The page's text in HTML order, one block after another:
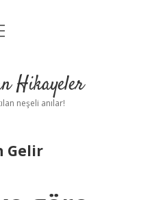
Hikayeler
neşeli anılar!
Gelir